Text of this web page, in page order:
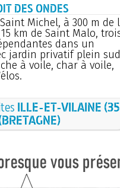
DES ONDES
Michel, à 300 m de
km de Saint Malo,
dans un
jardin privatif plein
à voile, char à voile,
ILLE-ET-VILAINE